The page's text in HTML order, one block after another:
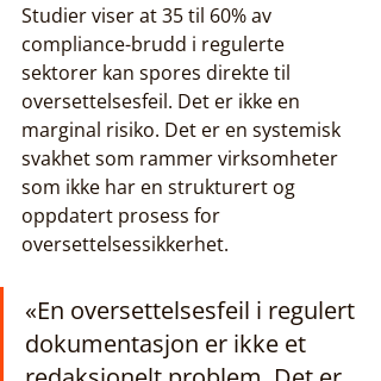
Studier viser at 35 til 60% av
compliance-brudd i regulerte
sektorer kan spores direkte til
oversettelsesfeil. Det er ikke en
marginal risiko. Det er en systemisk
svakhet som rammer virksomheter
som ikke har en strukturert og
oppdatert prosess for
oversettelsessikkerhet.
«En oversettelsesfeil i regulert
dokumentasjon er ikke et